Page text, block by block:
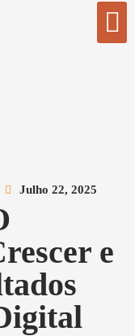
Julho 22, 2025
e